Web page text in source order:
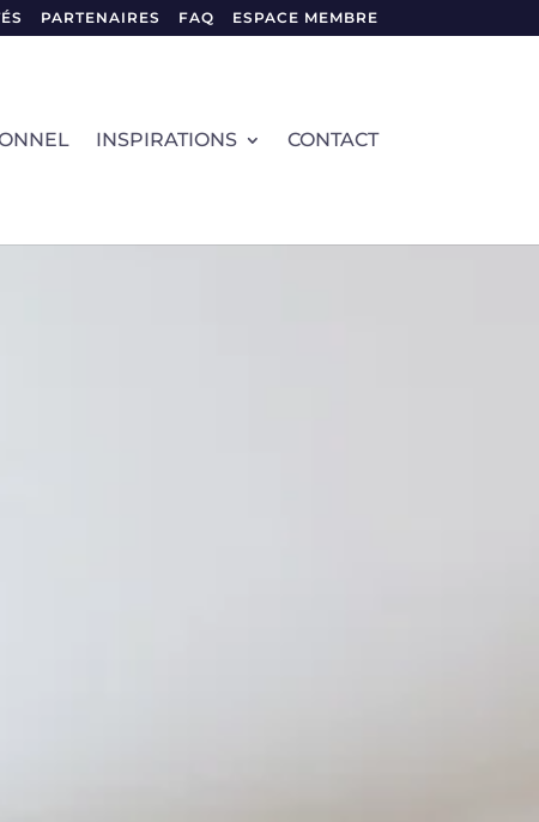
PARTENAIRES FAQ ESPACE MEMBRE
INSPIRATIONS CONTACT